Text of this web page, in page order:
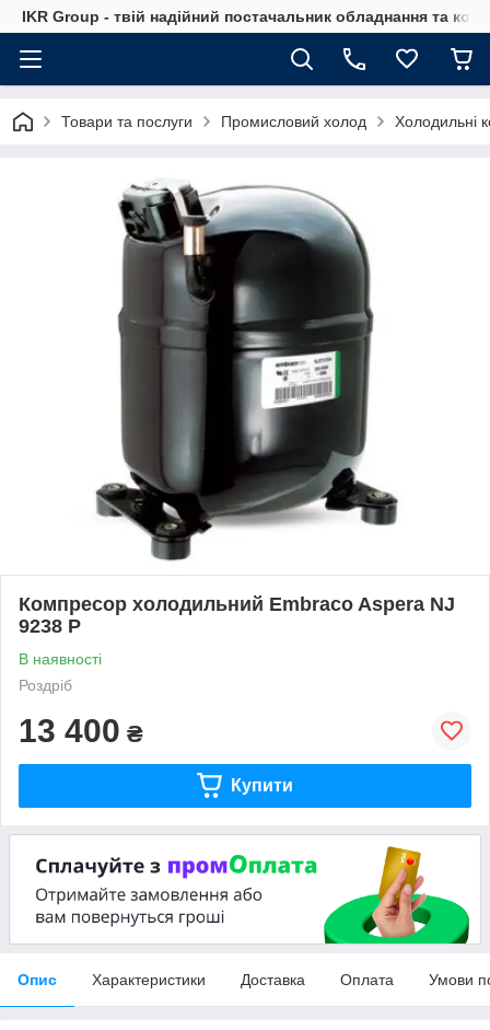
IKR Group - твій надійний постачальник обладнання та
Товари та послуги Промисловий холод Холодильні
Компресор холодильний Embraco Aspera NJ
9238 P
В наявності
Роздріб
13 400 ₴
Купити
Опис Характеристики Доставка Оплата Умови